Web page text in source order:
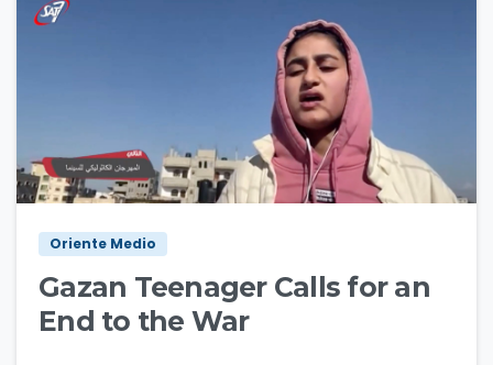
Oriente Medio
Gazan Teenager Calls for an
End to the War